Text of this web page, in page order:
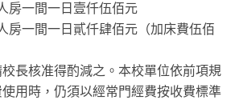
房一間一日壹仟伍佰元
房一間一日貳仟肆佰元（加床費伍佰
長核准得酌減之。本校單位依前項規
用時，仍須以經常門經費按收費標準